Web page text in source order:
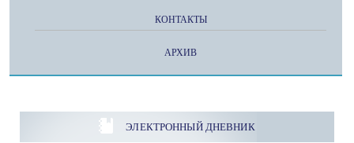
КОНТАКТЫ
АРХИВ
ЭЛЕКТРОННЫЙ ДНЕВНИК